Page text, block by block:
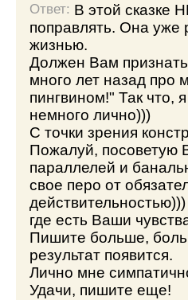
Ответ: В этой сказке
поправлять. Она уже
жизнью.
Должен Вам
много лет назад про
пингвином!" Так что,
немного лично)))
С точки зрения
Пожалуй, посоветую
параллелей и
свое перо от
где есть Ваши
Пишите больше,
результат появится.
Лично мне
Удачи, пишите еще!